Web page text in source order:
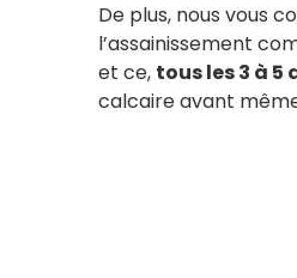
De plus, nous vous
l’assainissement
et ce, tous les 3 à 5
calcaire avant